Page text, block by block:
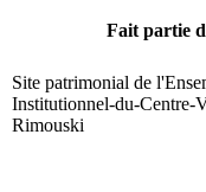
Fait partie
Site patrimonial de
Institutionnel-du-Centre-
Rimouski